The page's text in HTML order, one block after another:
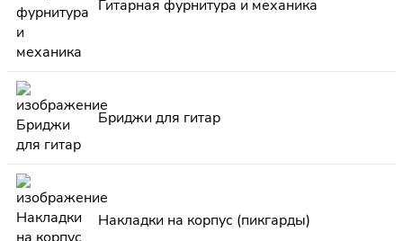
Гитарная фурнитура и механика
Бриджи для гитар
Накладки на корпус (пикгарды)